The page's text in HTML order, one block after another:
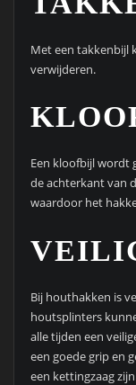
Met een takkenbijl
verwijderen.
Een kloofbijl wordt
de achterkant van
waardoor het
Bij houthakken is
houtsplinters
alle tijden een
een goede grip en
een kettingzaag